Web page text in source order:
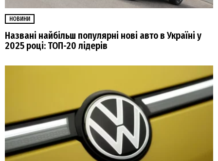
НОВИНИ
Названі найбільш популярні нові авто в Україні у
2025 році: ТОП-20 лідерів